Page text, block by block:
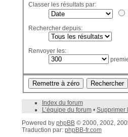
Classer les résultats par:
Rechercher depuis:
Renvoyer les:
Index du forum
L’équipe du forum• Supprimer
Powered by phpBB© 2000, 2002,
Traduction par: phpBB-fr.com